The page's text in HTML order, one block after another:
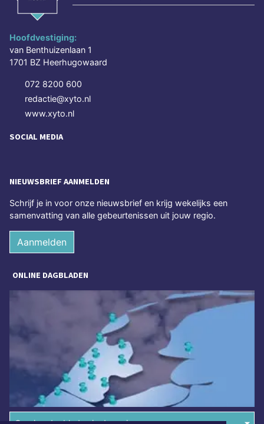
Hoofdvestiging:
van Benthuizenlaan 1
1701 BZ Heerhugowaard
072 8200 600
redactie@xyto.nl
www.xyto.nl
SOCIAL MEDIA
NIEUWSBRIEF AANMELDEN
Schrijf je in voor onze nieuwsbrief en krijg wekelijks een
samenvatting van alle gebeurtenissen uit jouw regio.
Aanmelden
ONLINE DAGBLADEN